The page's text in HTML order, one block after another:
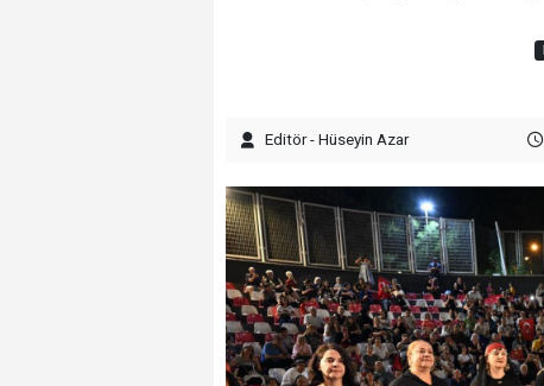
Editör - Hüseyin Azar